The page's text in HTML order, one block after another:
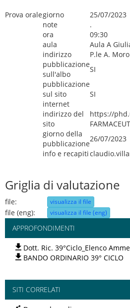
Prova oralegiorno
25/07/2023
note
.
ora
09:30
aula
Aula A
indirizzo
P.le A.
pubblicazione
sull'albo
SI
pubblicazione
sul sito
internet
SI
indirizzo del
sito
https://
giorno della
pubblicazione
26/07/2023
info e recapiti
Griglia di valutazione
file: visualizza il file
file (eng): visualizza il file (eng)
APPROFONDIMENTI
Dott. Ric. 39°Ciclo_Elenco
BANDO ORDINARIO 39° CICLO
SITI CORRELATI